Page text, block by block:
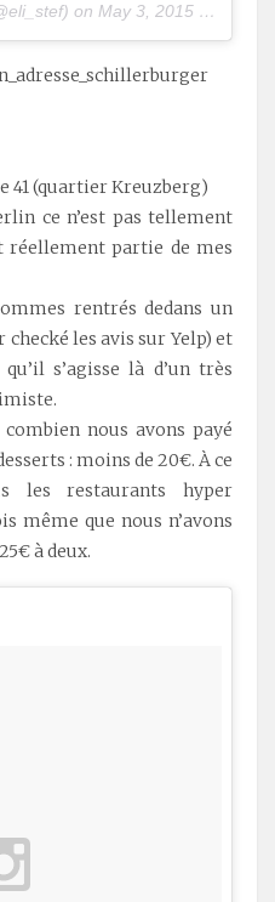
on May 3, 2015 at 4:41am PDT
41 (quartier Kreuzberg)
ce n’est pas tellement
réellement partie de mes
rentrés dedans un
les avis sur Yelp) et
s’agisse là d’un très
nous avons payé
: moins de 20€. À ce
les restaurants hyper
même que nous n’avons
à deux.